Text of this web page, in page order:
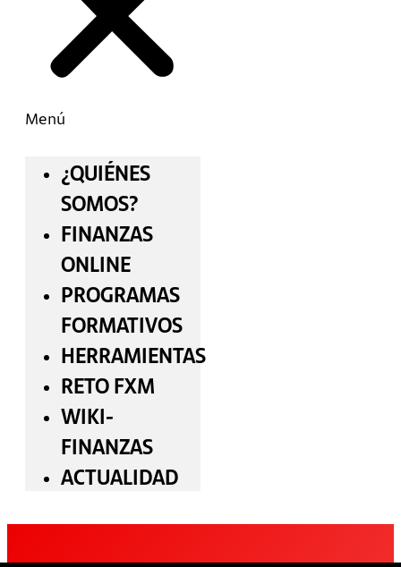
Menú
¿QUIÉNES
SOMOS?
FINANZAS
ONLINE
PROGRAMAS
FORMATIVOS
HERRAMIENTAS
RETO FXM
WIKI-
FINANZAS
ACTUALIDAD